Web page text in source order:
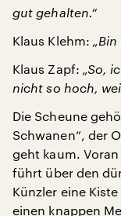
gut gehalten.“
Klaus Klehm:
Klaus Zapf: „So,
nicht so hoch,
Die Scheune
Schwanen“, der
geht kaum.
führt über den
Künzler eine
einen knappen